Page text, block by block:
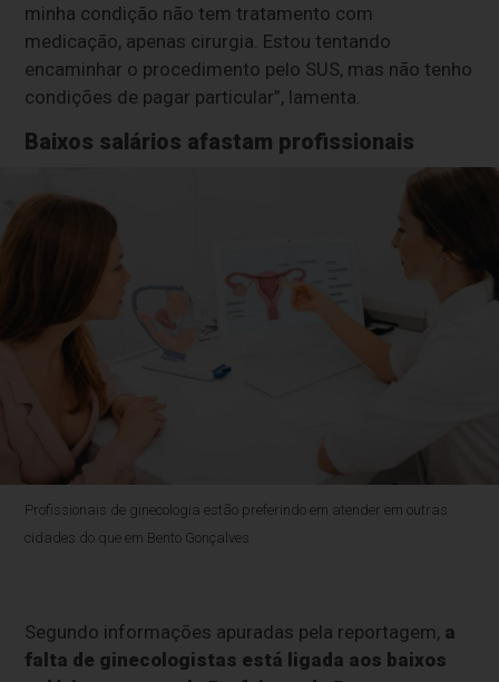
minha condição não tem tratamento com
medicação, apenas cirurgia. Estou tentando
encaminhar o procedimento pelo SUS, mas não tenho
condições de pagar particular”, lamenta.
Baixos salários afastam profissionais
Profissionais de ginecologia estão preferindo em atender em outras
cidades do que em Bento Gonçalves
Segundo informações apuradas pela reportagem, a
falta de ginecologistas está ligada aos baixos